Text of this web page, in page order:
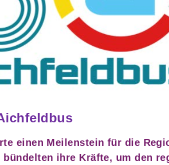
einen Meilenstein für die
bündelten ihre Kräfte, um den